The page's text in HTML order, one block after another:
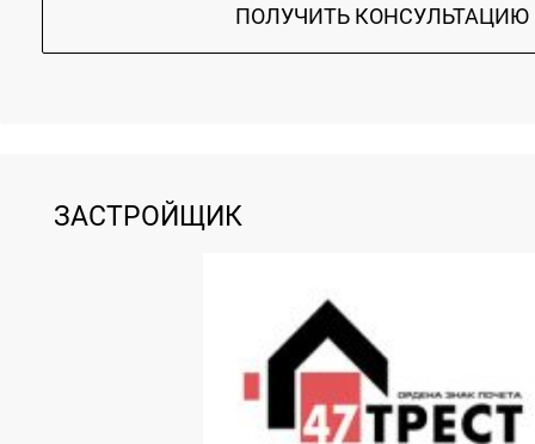
ПОЛУЧИТЬ КОНСУЛЬТАЦИЮ
ЗАСТРОЙЩИК